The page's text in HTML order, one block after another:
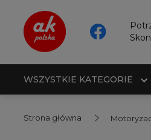
WSZYSTKIE KATEGORIE
Strona główna